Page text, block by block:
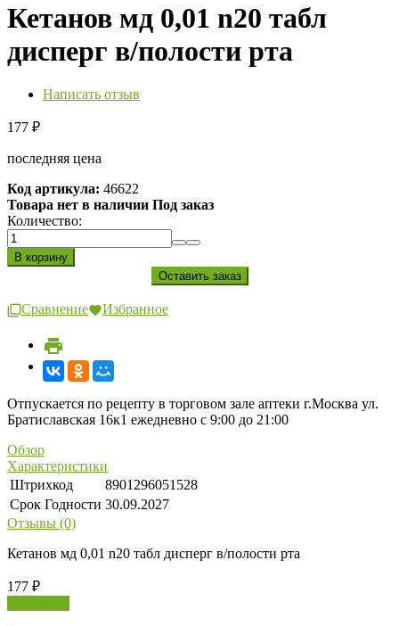
Кетанов мд 0,01 n20 табл
дисперг в/полости рта
Написать отзыв
177 ₽
последняя цена
Код артикула: 46622
Товара нет в наличии Под заказ
Количество:
Сравнение Избранное
Отпускается по рецепту в торговом зале аптеки г.Москва ул.
Братиславская 16к1 ежедневно с 9:00 до 21:00
Обзор
Характеристики
Штрихкод
8901296051528
Срок Годности 30.09.2027
Отзывы (0)
Кетанов мд 0,01 n20 табл дисперг в/полости рта
177 ₽